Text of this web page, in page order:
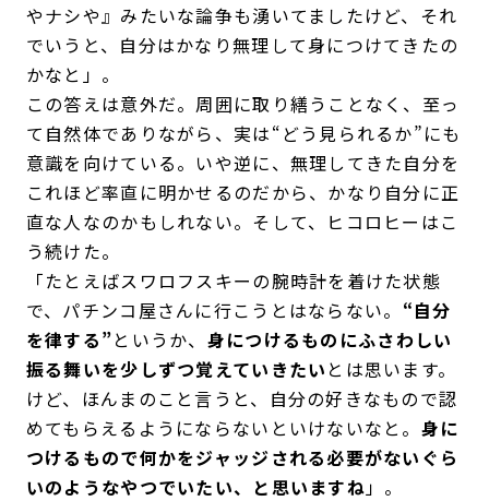
やナシや』みたいな論争も湧いてましたけど、それ
でいうと、自分はかなり無理して身につけてきたの
かなと」。
この答えは意外だ。周囲に取り繕うことなく、至っ
て自然体でありながら、実は“どう見られるか”にも
意識を向けている。いや逆に、無理してきた自分を
これほど率直に明かせるのだから、かなり自分に正
直な人なのかもしれない。そして、ヒコロヒーはこ
う続けた。
「たとえばスワロフスキーの腕時計を着けた状態
で、パチンコ屋さんに行こうとはならない。 “自分
を律する”というか、 身につけるものにふさわしい
振る舞いを少しずつ覚えていきたい とは思います。
けど、ほんまのこと言うと、自分の好きなもので認
めてもらえるようにならないといけないなと。 身に
つけるもので何かをジャッジされる必要がないぐら
いのようなやつでいたい、と思いますね」。